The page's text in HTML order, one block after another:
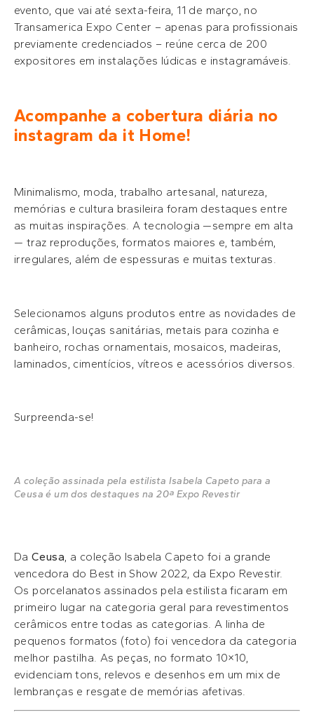
evento, que vai até sexta-feira, 11 de março, no
Transamerica Expo Center – apenas para profissionais
previamente credenciados – reúne cerca de 200
expositores em instalações lúdicas e instagramáveis.
Acompanhe a cobertura diária no
instagram da it Home!
Minimalismo, moda, trabalho artesanal, natureza,
memórias e cultura brasileira foram destaques entre
as muitas inspirações. A tecnologia —sempre em alta
— traz reproduções, formatos maiores e, também,
irregulares, além de espessuras e muitas texturas.
Selecionamos alguns produtos entre as novidades de
cerâmicas, louças sanitárias, metais para cozinha e
banheiro, rochas ornamentais, mosaicos, madeiras,
laminados, cimentícios, vítreos e acessórios diversos.
Surpreenda-se!
A coleção assinada pela estilista Isabela Capeto para a
Ceusa é um dos destaques na 20ª Expo Revestir
DaCeusa, a coleção Isabela Capeto foi a grande
vencedora do Best in Show 2022, da Expo Revestir.
Os porcelanatos assinados pela estilista ficaram em
primeiro lugar na categoria geral para revestimentos
cerâmicos entre todas as categorias. A linha de
pequenos formatos (foto) foi vencedora da categoria
melhor pastilha. As peças, no formato 10×10,
evidenciam tons, relevos e desenhos em um mix de
lembranças e resgate de memórias afetivas.